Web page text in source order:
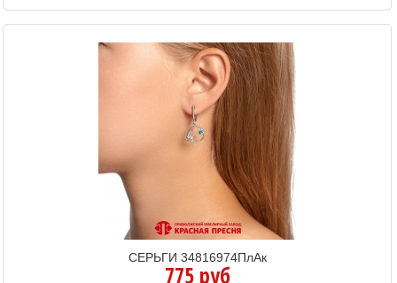
СЕРЬГИ 34816974ПлАк
775 руб